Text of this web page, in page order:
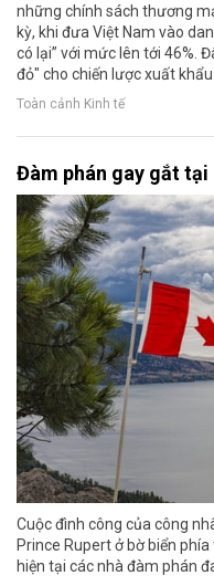
những chính sách thương
kỳ, khi đưa Việt Nam vào
có lại” với mức lên tới 46%.
đỏ" cho chiến lược xuất khẩu
Toàn cảnh Kinh tế
Đàm phán gay gắt tại
Cuộc đình công của công
Prince Rupert ở bờ biển
hiện tại các nhà đàm phán